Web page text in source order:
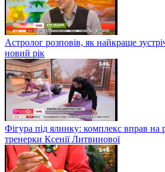
Астролог розповів, як найкраще
новий рік
Фігура під ялинку: комплекс вправ на
тренерки Ксенії Литвинової